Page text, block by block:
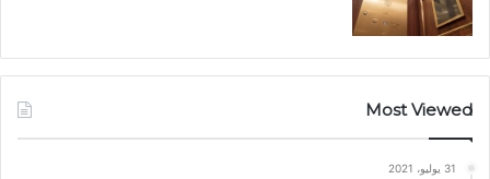
Most Viewed
31 يوليو، 2021